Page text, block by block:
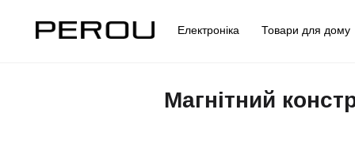
Електроніка Товари для дому
Магнітний